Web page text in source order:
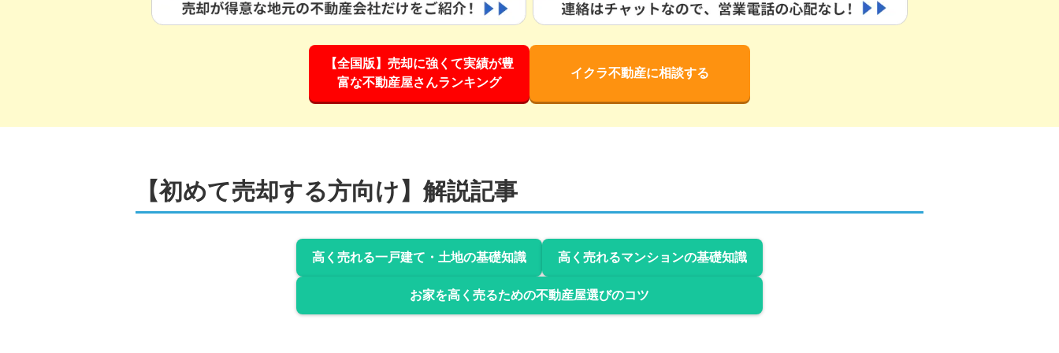
【全国版】売却に強くて実績が豊
富な不動産屋さんランキング
イクラ不動産に相談する
【初めて売却する方向け】解説記事
高く売れる一戸建て・土地の基礎知識 高く売れるマンションの基礎知識
お家を高く売るための不動産屋選びのコツ